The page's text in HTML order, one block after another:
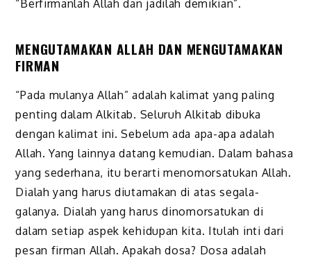
“Berfirmanlah Allah dan jadilah demikian”.
MENGUTAMAKAN ALLAH DAN MENGUTAMAKAN
FIRMAN
“Pada mulanya Allah” adalah kalimat yang paling
penting dalam Alkitab. Seluruh Alkitab dibuka
dengan kalimat ini. Sebelum ada apa-apa adalah
Allah. Yang lainnya datang kemudian. Dalam bahasa
yang sederhana, itu berarti menomorsatukan Allah.
Dialah yang harus diutamakan di atas segala-
galanya. Dialah yang harus dinomorsatukan di
dalam setiap aspek kehidupan kita. Itulah inti dari
pesan firman Allah. Apakah dosa? Dosa adalah